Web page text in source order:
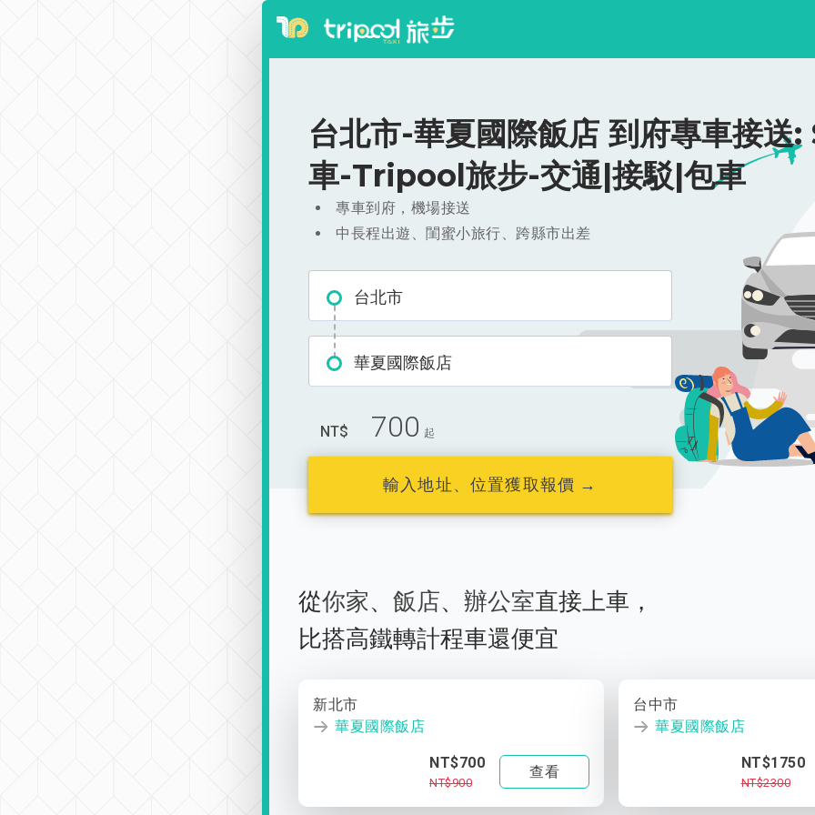
台北市-華夏國際飯店 到府專車接送
車-Tripool旅步-交通|接駁|包車
專車到府，機場接送
中長程出遊、閨蜜小旅行、跨縣市出差
台北市
華夏國際飯店
NT$ 700 起
輸入地址、位置獲取報價 →
從你家、 飯店、 辦公室直接上車，
比搭高鐵轉計程車還便宜
新北市
華夏國際飯店
NT$700
NT$900
查看
台中市
華夏國際飯店
NT$1750
NT$2300